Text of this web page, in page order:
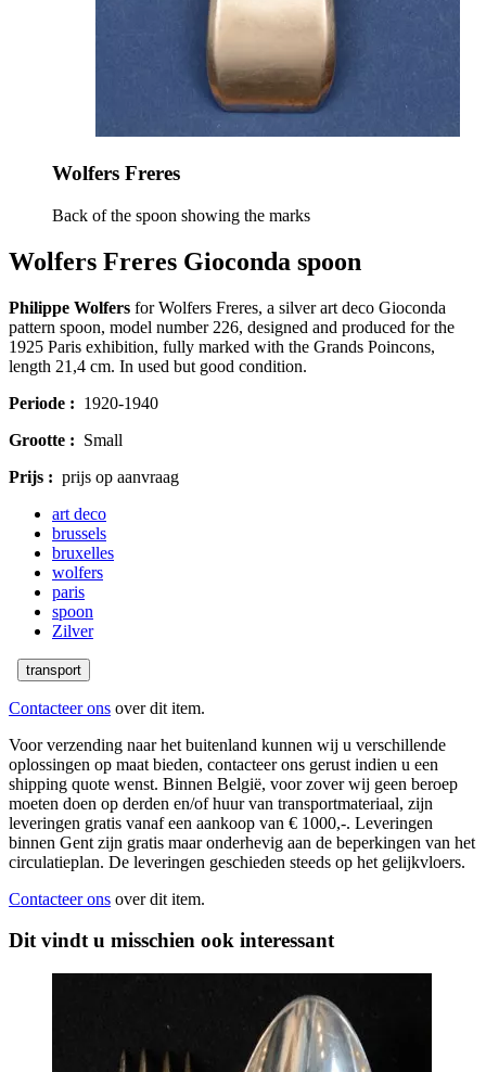
Wolfers Freres
Back of the spoon showing the marks
Wolfers Freres Gioconda spoon
Philippe Wolfers for Wolfers Freres, a silver art deco Gioconda
pattern spoon, model number 226, designed and produced for the
1925 Paris exhibition, fully marked with the Grands Poincons,
length 21,4 cm. In used but good condition.
Periode : 1920-1940
Grootte : Small
Prijs : prijs op aanvraag
art deco
brussels
bruxelles
wolfers
paris
spoon
Zilver
transport
Contacteer ons over dit item.
Voor verzending naar het buitenland kunnen wij u verschillende
oplossingen op maat bieden, contacteer ons gerust indien u een
shipping quote wenst. Binnen België, voor zover wij geen beroep
moeten doen op derden en/of huur van transportmateriaal, zijn
leveringen gratis vanaf een aankoop van € 1000,-. Leveringen
binnen Gent zijn gratis maar onderhevig aan de beperkingen van het
circulatieplan. De leveringen geschieden steeds op het gelijkvloers.
Contacteer ons over dit item.
Dit vindt u misschien ook interessant